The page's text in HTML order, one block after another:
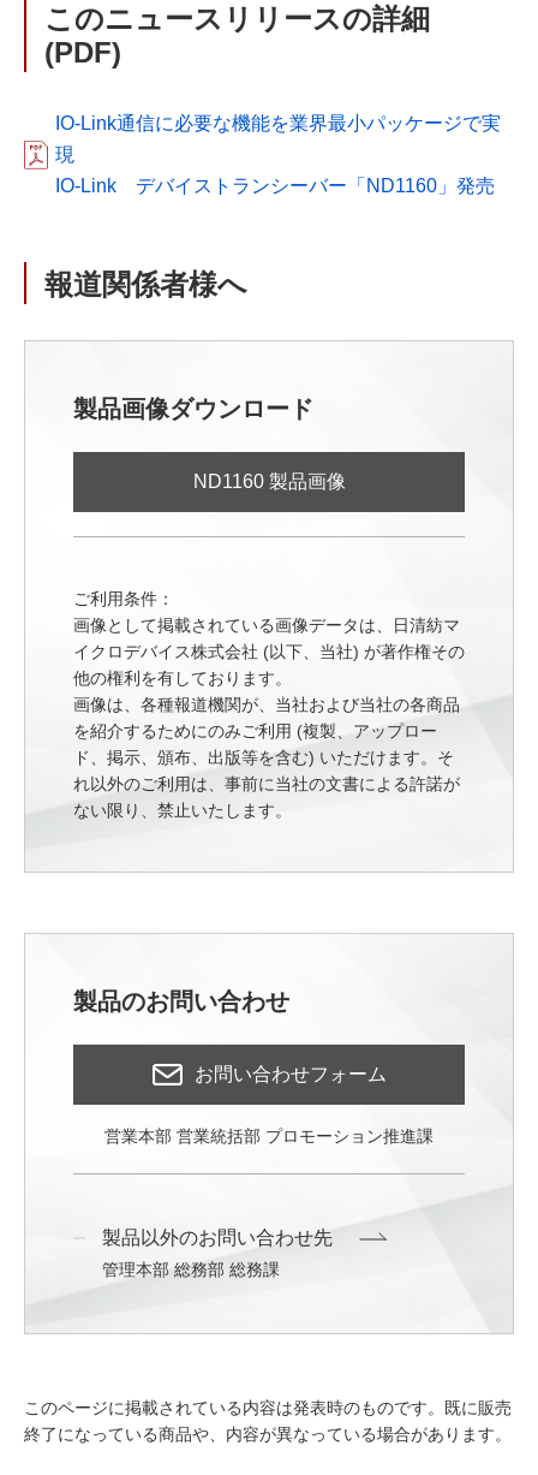
このニュースリリースの詳細
(PDF)
IO-Link通信に必要な機能を業界最小パッケージで実
現
IO-Link デバイストランシーバー「ND1160」発売
報道関係者様へ
製品画像ダウンロード
ND1160 製品画像
ご利用条件：
画像として掲載されている画像データは、日清紡マ
イクロデバイス株式会社 (以下、当社) が著作権その
他の権利を有しております。
画像は、各種報道機関が、当社および当社の各商品
を紹介するためにのみご利用 (複製、アップロー
ド、掲示、頒布、出版等を含む) いただけます。そ
れ以外のご利用は、事前に当社の文書による許諾が
ない限り、禁止いたします。
製品のお問い合わせ
お問い合わせフォーム
営業本部 営業統括部 プロモーション推進課
製品以外のお問い合わせ先
管理本部 総務部 総務課
このページに掲載されている内容は発表時のものです。既に販売
終了になっている商品や、内容が異なっている場合があります。